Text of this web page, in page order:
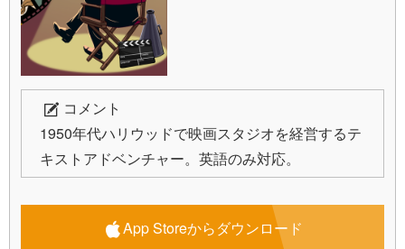
コメント
1950年代ハリウッドで映画スタジオを経営するテ
キストアドベンチャー。英語のみ対応。
App Storeからダウンロード